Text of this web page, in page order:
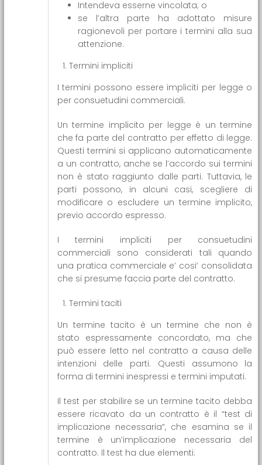
Intendeva esserne vincolata; o
se l’altra parte ha adottato misure
ragionevoli per portare i termini alla sua
attenzione.
Termini impliciti
I termini possono essere impliciti per legge o
per consuetudini commerciali.
Un termine implicito per legge è un termine
che fa parte del contratto per effetto di legge.
Questi termini si applicano automaticamente
a un contratto, anche se l’accordo sui termini
non è stato raggiunto dalle parti. Tuttavia, le
parti possono, in alcuni casi, scegliere di
modificare o escludere un termine implicito,
previo accordo espresso.
I termini impliciti per consuetudini
commerciali sono considerati tali quando
una pratica commerciale e’ cosi’ consolidata
che si presume faccia parte del contratto.
Termini taciti
Un termine tacito è un termine che non è
stato espressamente concordato, ma che
può essere letto nel contratto a causa delle
intenzioni delle parti. Questi assumono la
forma di termini inespressi e termini imputati.
Il test per stabilire se un termine tacito debba
essere ricavato da un contratto è il “test di
implicazione necessaria”, che esamina se il
termine è un’implicazione necessaria del
contratto. Il test ha due elementi: